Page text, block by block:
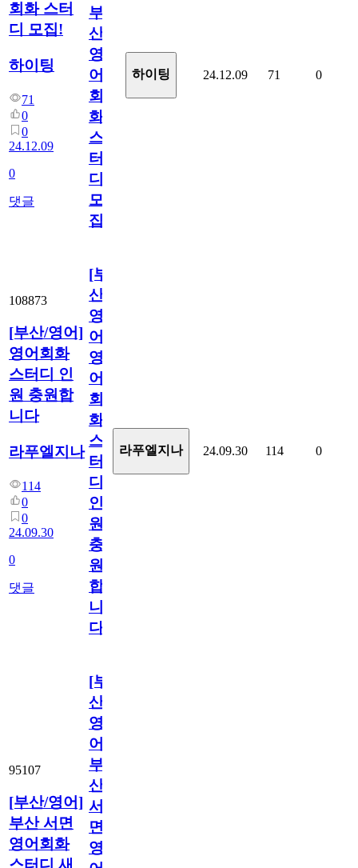
회화 스터
디 모집!
하이팅
71
0
0
24.12.09
0
댓글
부
산
영
어
회
화
스
터
디
모
집!
하이팅 24.12.09 71 0
108873
[부산/영어]
영어회화
스터디 인
원 충원합
니다
라푸엘지나
114
0
0
24.09.30
0
댓글
[부
산/
영
어]
영
어
회
화
스
터
디
인
원
충
원
합
니
다
라푸엘지나 24.09.30 114 0
95107
[부산/영어]
부산 서면
영어회화
스터디 새
[부
산/
영
어]
부
산
서
면
영